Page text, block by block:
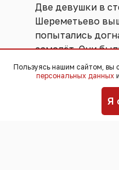
Две девушки в
Шереметьево
попытались
самолёт. Они
переданы ФСБ.
полётов не
Пользуясь нашим сайтом, вы
персональных данных
Я